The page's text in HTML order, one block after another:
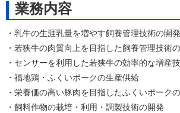
業務内容
・乳牛の生涯乳量を増やす飼養管理技術の開発
・若狭牛の肉質向上を目指した飼養管理技術
・センサーを利用した若狭牛の効率的な増産
・福地鶏・ふくいポークの生産供給
・栄養価の高い豚肉を目指したふくいポーク
・飼料作物の栽培・利用・調製技術の開発